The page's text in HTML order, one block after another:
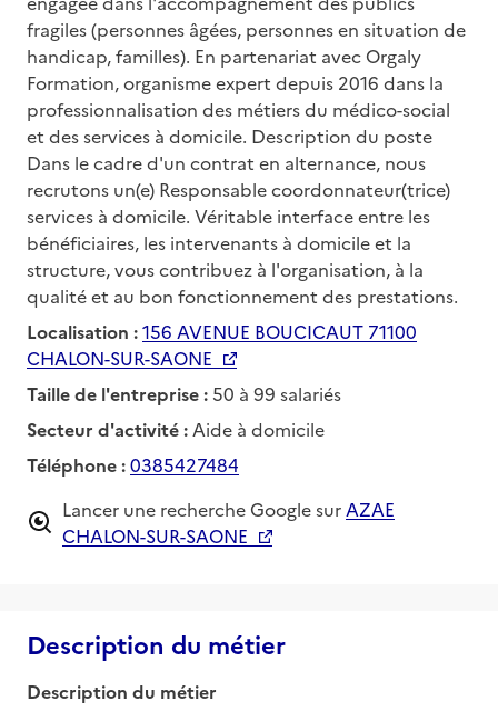
fragiles (personnes âgées, personnes en situation de
handicap, familles). En partenariat avec Orgaly
Formation, organisme expert depuis 2016 dans la
professionnalisation des métiers du médico-social
et des services à domicile. Description du poste
Dans le cadre d'un contrat en alternance, nous
recrutons un(e) Responsable coordonnateur(trice)
services à domicile. Véritable interface entre les
bénéficiaires, les intervenants à domicile et la
structure, vous contribuez à l'organisation, à la
qualité et au bon fonctionnement des prestations.
Localisation :156 AVENUE BOUCICAUT 71100
CHALON-SUR-SAONE
Taille de l'entreprise : 50 à 99 salariés
Secteur d'activité : Aide à domicile
Téléphone :0385427484
Lancer une recherche Google sur AZAE
CHALON-SUR-SAONE
Description du métier
Description du métier